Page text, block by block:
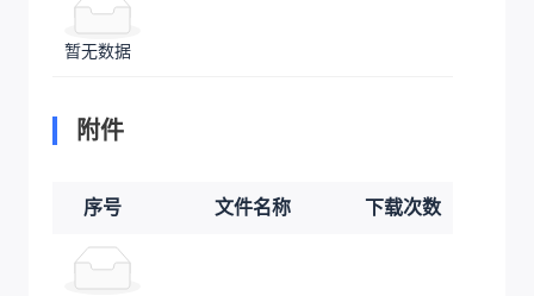
暂无数据
附件
序号 文件名称 下载次数